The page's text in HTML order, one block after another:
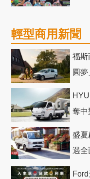
輕型商用新聞
福斯
圓夢
奪中
盛夏
遇全